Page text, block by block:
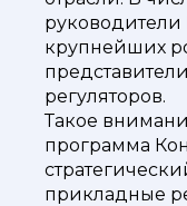
руководители
крупнейших
регуляторов.
Такое
программа
прикладные